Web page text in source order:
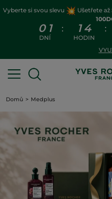
Vyberte si svou slevu Ušetřete
0 1
DNÍ
: 1 4
HODIN
:
Domů Medplus